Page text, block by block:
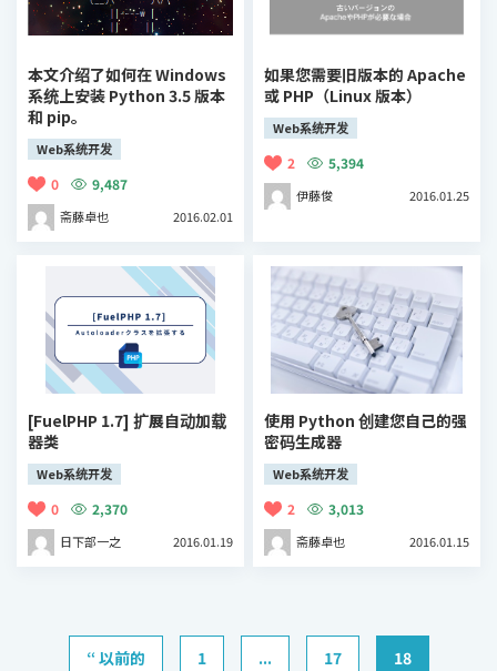
本文介绍了如何在 Windows
系统上安装 Python 3.5 版本
和 pip。
Web系统开发
0 9,487
斋藤卓也 2016.02.01
如果您需要旧版本的 Apache
或 PHP（Linux 版本）
Web系统开发
2 5,394
伊藤俊 2016.01.25
[FuelPHP 1.7] 扩展自动加载
器类
Web系统开发
0 2,370
日下部一之 2016.01.19
使用 Python 创建您自己的强
密码生成器
Web系统开发
2 3,013
斋藤卓也 2016.01.15
“ 以前的 1 ... 17 18